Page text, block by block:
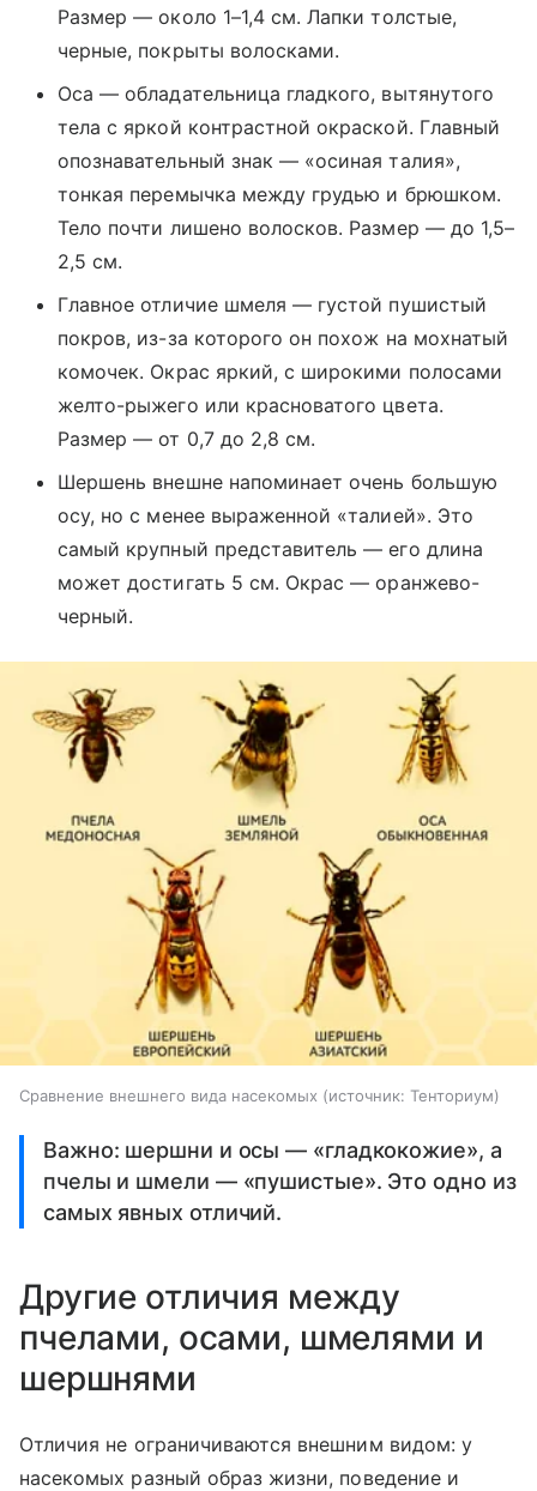
Размер — около 1–1,4 см. Лапки толстые,
черные, покрыты волосками.
Оса — обладательница гладкого, вытянутого
тела с яркой контрастной окраской. Главный
опознавательный знак — «осиная талия»,
тонкая перемычка между грудью и брюшком.
Тело почти лишено волосков. Размер — до 1,5–
2,5 см.
Главное отличие шмеля — густой пушистый
покров, из-за которого он похож на мохнатый
комочек. Окрас яркий, с широкими полосами
желто-рыжего или красноватого цвета.
Размер — от 0,7 до 2,8 см.
Шершень внешне напоминает очень большую
осу, но с менее выраженной «талией». Это
самый крупный представитель — его длина
может достигать 5 см. Окрас — оранжево-
черный.
Сравнение внешнего вида насекомых источник: Тенториум
Важно: шершни и осы — «гладкокожие», а
пчелы и шмели — «пушистые». Это одно из
самых явных отличий.
Другие отличия между
пчелами, осами, шмелями и
шершнями
Отличия не ограничиваются внешним видом: у
насекомых разный образ жизни, поведение и